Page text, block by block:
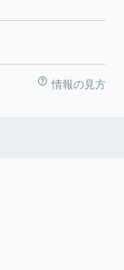
情報の見方